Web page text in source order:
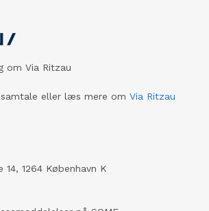
Via Ritzau
eller læs mere om Via Ritzau
14, 1264 København K